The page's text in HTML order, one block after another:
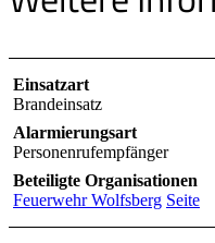
Einsatzart
Brandeinsatz
Alarmierungsart
Personenrufempfänger
Beteiligte Organisationen
Feuerwehr Wolfsberg Seite